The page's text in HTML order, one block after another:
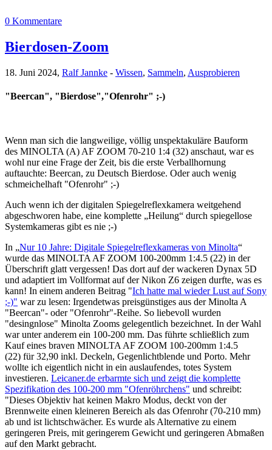
0 Kommentare
Bierdosen-Zoom
18. Juni 2024, Ralf Jannke - Wissen, Sammeln, Ausprobieren
"Beercan", "Bierdose","Ofenrohr" ;-)
Wenn man sich die langweilige, völlig unspektakuläre Bauform
des MINOLTA (A) AF ZOOM 70-210 1:4 (32) anschaut, war es
wohl nur eine Frage der Zeit, bis die erste Verballhornung
auftauchte: Beercan, zu Deutsch Bierdose. Oder auch wenig
schmeichelhaft "Ofenrohr" ;-)
Auch wenn ich der digitalen Spiegelreflexkamera weitgehend
abgeschworen habe, eine komplette „Heilung“ durch spiegellose
Systemkameras gibt es nie ;-)
In „Nur 10 Jahre: Digitale Spiegelreflexkameras von Minolta“
wurde das MINOLTA AF ZOOM 100-200mm 1:4.5 (22) in der
Überschrift glatt vergessen! Das dort auf der wackeren Dynax 5D
und adaptiert im Vollformat auf der Nikon Z6 zeigen durfte, was es
kann! In einem anderen Beitrag "Ich hatte mal wieder Lust auf Sony
;-)" war zu lesen: Irgendetwas preisgünstiges aus der Minolta A
"Beercan"- oder "Ofenrohr"-Reihe. So liebevoll wurden
"desingnlose" Minolta Zooms gelegentlich bezeichnet. In der Wahl
war unter anderem ein 100-200 mm. Das führte schließlich zum
Kauf eines braven MINOLTA AF ZOOM 100-200mm 1:4.5
(22) für 32,90 inkl. Deckeln, Gegenlichtblende und Porto. Mehr
wollte ich eigentlich nicht in ein auslaufendes, totes System
investieren. Leicaner.de erbarmte sich und zeigt die komplette
Spezifikation des 100-200 mm "Ofenröhrchens" und schreibt:
"Dieses Objektiv hat keinen Makro Modus, deckt von der
Brennweite einen kleineren Bereich als das Ofenrohr (70-210 mm)
ab und ist lichtschwächer. Es wurde als Alternative zu einem
geringeren Preis, mit geringerem Gewicht und geringeren Abmaßen
auf den Markt gebracht.